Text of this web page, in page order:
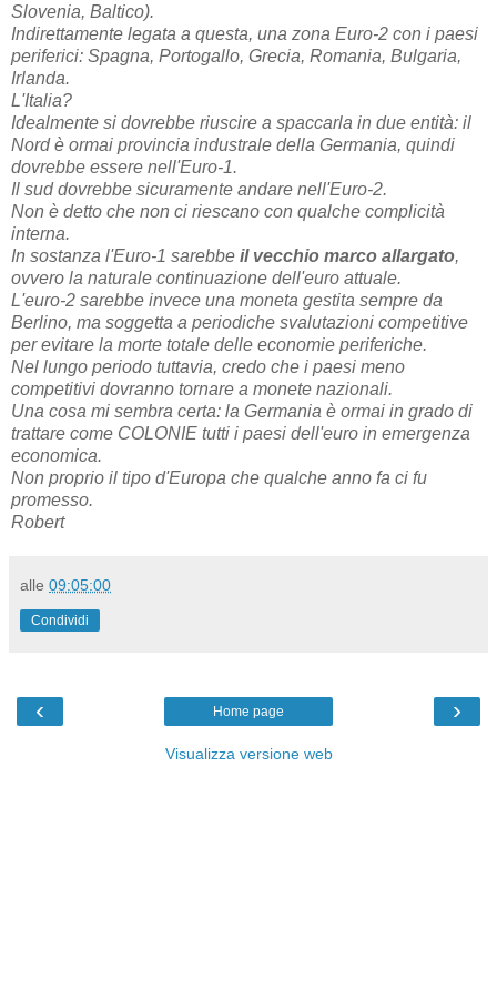
Slovenia, Baltico).
Indirettamente legata a questa, una zona Euro-2 con i paesi
periferici: Spagna, Portogallo, Grecia, Romania, Bulgaria,
Irlanda.
L'Italia?
Idealmente si dovrebbe riuscire a spaccarla in due entità: il
Nord è ormai provincia industrale della Germania, quindi
dovrebbe essere nell'Euro-1.
Il sud dovrebbe sicuramente andare nell'Euro-2.
Non è detto che non ci riescano con qualche complicità
interna.
In sostanza l'Euro-1 sarebbe il vecchio marco allargato,
ovvero la naturale continuazione dell'euro attuale.
L'euro-2 sarebbe invece una moneta gestita sempre da
Berlino, ma soggetta a periodiche svalutazioni competitive
per evitare la morte totale delle economie periferiche.
Nel lungo periodo tuttavia, credo che i paesi meno
competitivi dovranno tornare a monete nazionali.
Una cosa mi sembra certa: la Germania è ormai in grado di
trattare come COLONIE tutti i paesi dell'euro in emergenza
economica.
Non proprio il tipo d'Europa che qualche anno fa ci fu
promesso.
Robert
alle 09:05:00
Condividi
‹ ›
Home page
Visualizza versione web